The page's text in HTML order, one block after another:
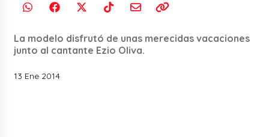
La modelo disfrutó de unas merecidas vacaciones
junto al cantante Ezio Oliva.
13 Ene 2014